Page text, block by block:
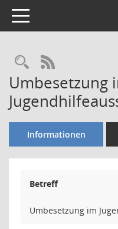
Toggle navigation
RSS-Feed
Umbesetzung
Informationen
Betreff
Umbesetzung im